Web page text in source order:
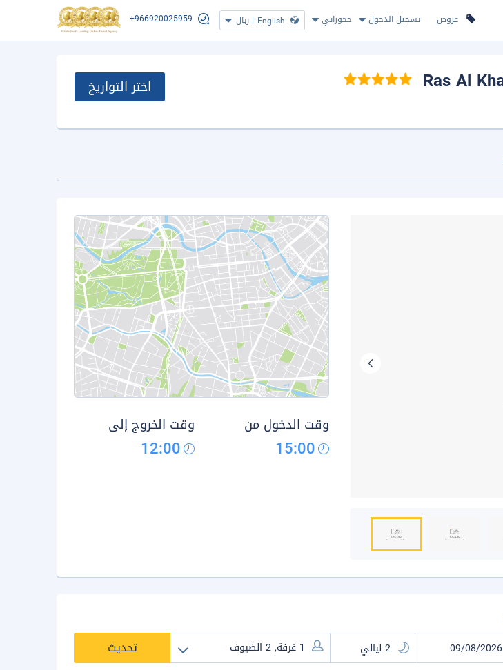
عروض تسجيل الدخول حجوزاتي English
| ريال +966920025959
اختر التواريخ
وقت الدخول من
15:00
وقت الخروج إلى
12:00
تحديث